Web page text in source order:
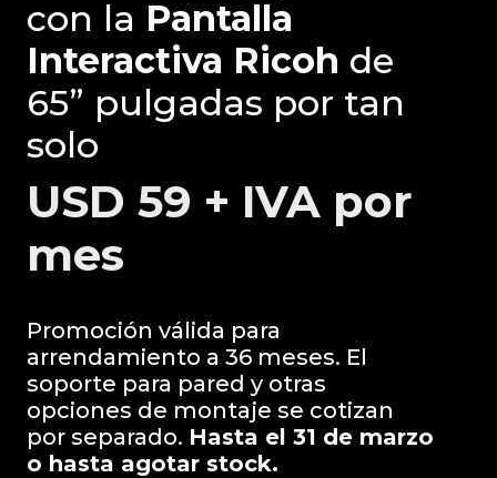
con la Pantalla
Interactiva Ricoh de
65” pulgadas por tan
solo
USD 59 + IVA por
mes
Promoción válida para
arrendamiento a 36 meses. El
soporte para pared y otras
opciones de montaje se cotizan
por separado. Hasta el 31 de marzo
o hasta agotar stock.